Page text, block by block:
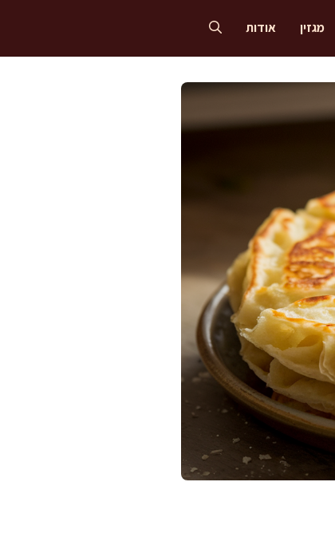
מגזין אודות